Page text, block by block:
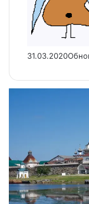
31.03.2020